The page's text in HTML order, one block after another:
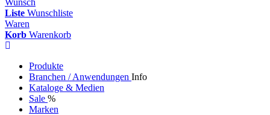
Wunsch
Liste Wunschliste
Waren
Korb Warenkorb
Produkte
Branchen / Anwendungen Info
Kataloge & Medien
Sale %
Marken